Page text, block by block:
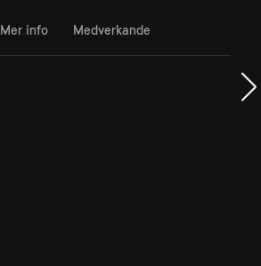
Mer info Medverkande